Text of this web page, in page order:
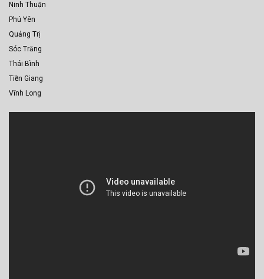
Ninh Thuận
Phú Yên
Quảng Trị
Sóc Trăng
Thái Bình
Tiền Giang
Vĩnh Long